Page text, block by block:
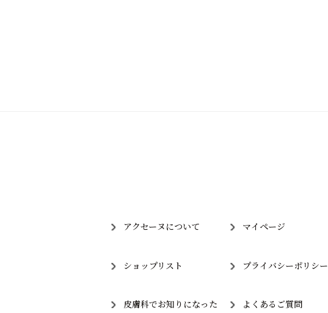
アクセーヌについて マイページ
ショップリスト プライバシーポリシー
皮膚科でお知りになった
よくあるご質問